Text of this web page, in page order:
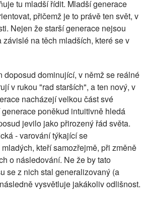
tu mladší řídit. Mladší generace
přičemž je to právě ten svět, v
Nejen že starší generace nejsou
na těch mladších, které se v
doposud dominující, v němž se reálné
v rukou "rad starších", a ten nový, v
nacházejí velkou část své
poněkud intuitivně hledá
jevilo jako přirozený řád světa.
- varování týkající se
kteří samozřejmě, při změně
o následování. Ne že by tato
se z nich stal generalizovaný (a
vysvětluje jakákoliv odlišnost.